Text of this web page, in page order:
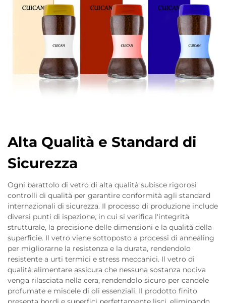
Alta Qualità e Standard di
Sicurezza
Ogni barattolo di vetro di alta qualità subisce rigorosi
controlli di qualità per garantire conformità agli standard
internazionali di sicurezza. Il processo di produzione include
diversi punti di ispezione, in cui si verifica l'integrità
strutturale, la precisione delle dimensioni e la qualità della
superficie. Il vetro viene sottoposto a processi di annealing
per migliorarne la resistenza e la durata, rendendolo
resistente a urti termici e stress meccanici. Il vetro di
qualità alimentare assicura che nessuna sostanza nociva
venga rilasciata nella cera, rendendolo sicuro per candele
profumate e miscele di oli essenziali. Il prodotto finito